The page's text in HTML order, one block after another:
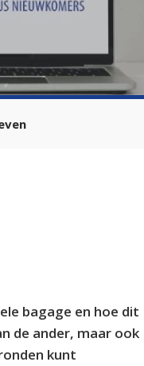
bagage en hoe dit
de ander, maar ook
kunt